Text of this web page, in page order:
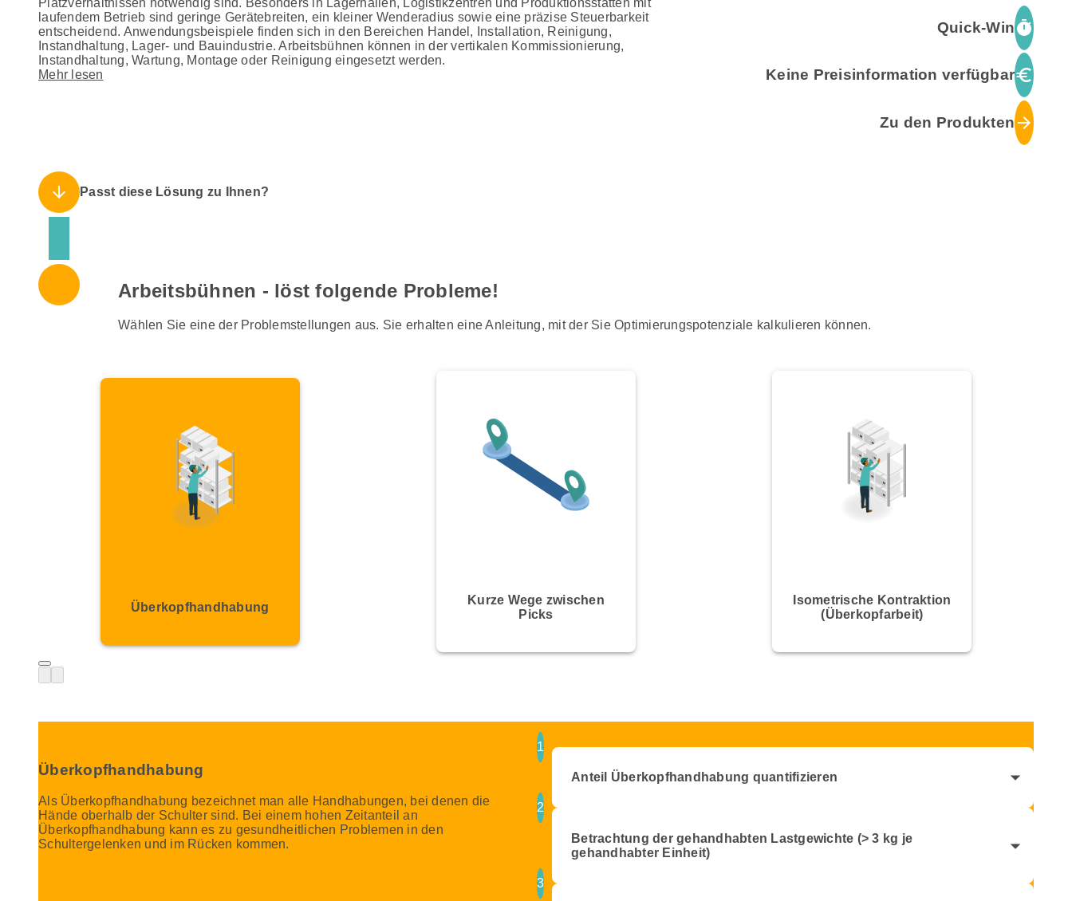
Quick-Wintimer
Keine Preisinformation verfügbareuro
Zu den Produktenarrow_forward
laufendem Betrieb sind geringe Gerätebreiten, ein kleiner Wenderadius sowie eine präzise Steuerbarkeit
entscheidend. Anwendungsbeispiele finden sich in den Bereichen Handel, Installation, Reinigung,
Instandhaltung, Lager- und Bauindustrie. Arbeitsbühnen können in der vertikalen Kommissionierung,
Instandhaltung, Wartung, Montage oder Reinigung eingesetzt werden.
Mehr lesen
arrow_downward Passt diese Lösung zu Ihnen?
Arbeitsbühnen - löst folgende Probleme!
Wählen Sie eine der Problemstellungen aus. Sie erhalten eine Anleitung, mit der Sie Optimierungspotenziale kalkulieren können.
Überkopfhandhabung
Kurze Wege zwischen
Picks
Isometrische Kontraktion
(Überkopfarbeit)
Überkopfhandhabung
Als Überkopfhandhabung bezeichnet man alle Handhabungen, bei denen die
Hände oberhalb der Schulter sind. Bei einem hohen Zeitanteil an
Überkopfhandhabung kann es zu gesundheitlichen Problemen in den
Schultergelenken und im Rücken kommen.
1
Anteil Überkopfhandhabung quantifizieren arrow_drop_down
2
Betrachtung der gehandhabten Lastgewichte (> 3 kg je
gehandhabter Einheit)
arrow_drop_down
3